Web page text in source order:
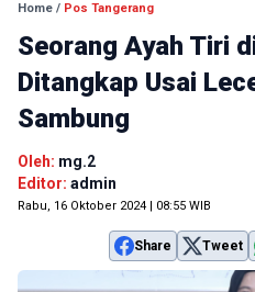
Home / Pos Tangerang
Seorang Ayah Tiri
Ditangkap Usai
Sambung
Oleh: mg.2
Editor: admin
Rabu, 16 Oktober 2024 | 08:55 WIB
Share Tweet